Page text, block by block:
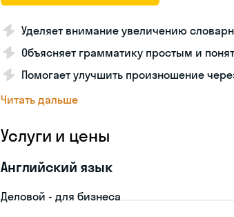
Уделяет внимание увеличению
Объясняет грамматику простым и
Помогает улучшить произношение
Читать дальше
Услуги и цены
Английский язык
Деловой - для бизнеса